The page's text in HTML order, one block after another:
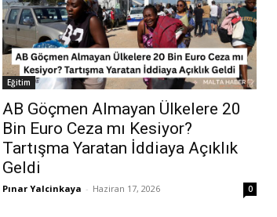
Eğitim
AB Göçmen Almayan Ülkelere 20
Bin Euro Ceza mı Kesiyor?
Tartışma Yaratan İddiaya Açıklık
Geldi
Pınar Yalcinkaya - Haziran 17, 2026 0